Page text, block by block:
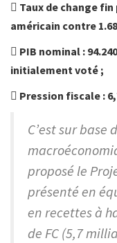
 Taux de change fin
américain contre
 PIB nominal :
initialement voté ;
 Pression fiscale :
C’est sur base
proposé le
présenté en
en recettes à
de FC (5,7